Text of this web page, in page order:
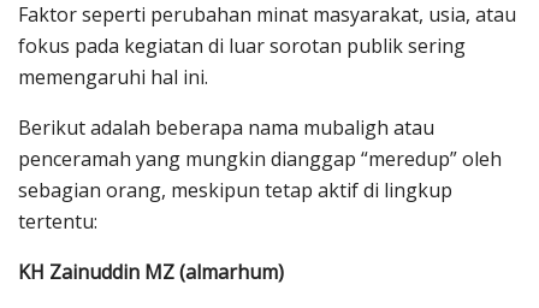
Faktor seperti perubahan minat masyarakat, usia, atau
fokus pada kegiatan di luar sorotan publik sering
memengaruhi hal ini.
Berikut adalah beberapa nama mubaligh atau
penceramah yang mungkin dianggap “meredup” oleh
sebagian orang, meskipun tetap aktif di lingkup
tertentu:
KH Zainuddin MZ (almarhum)